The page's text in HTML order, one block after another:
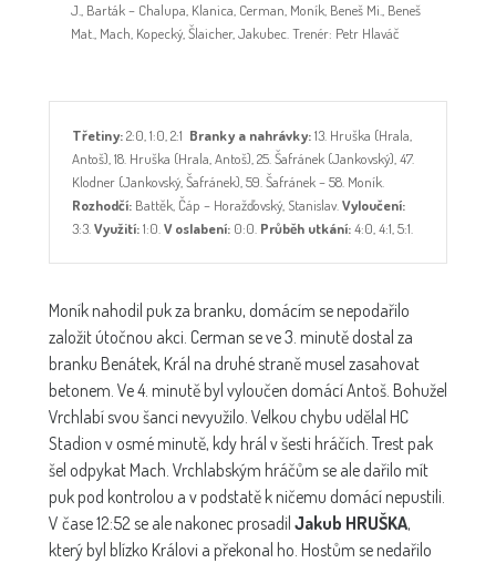
J., Barták – Chalupa, Klanica, Cerman, Moník, Beneš Mi., Beneš
Mat., Mach, Kopecký, Šlaicher, Jakubec. Trenér: Petr Hlaváč
Třetiny:2:0, 1:0, 2:1 Branky a nahrávky:13. Hruška (Hrala,
Antoš), 18. Hruška (Hrala, Antoš), 25. Šafránek (Jankovský), 47.
Klodner (Jankovský, Šafránek), 59. Šafránek – 58. Moník.
Rozhodčí: Battěk, Čáp – Horažďovský, Stanislav.Vyloučení:
3:3.Využití:1:0.V oslabení: 0:0. Průběh utkání:4:0, 4:1, 5:1.
Moník nahodil puk za branku, domácím se nepodařilo
založit útočnou akci. Cerman se ve 3. minutě dostal za
branku Benátek, Král na druhé straně musel zasahovat
betonem. Ve 4. minutě byl vyloučen domácí Antoš. Bohužel
Vrchlabí svou šanci nevyužilo. Velkou chybu udělal HC
Stadion v osmé minutě, kdy hrál v šesti hráčích. Trest pak
šel odpykat Mach. Vrchlabským hráčům se ale dařilo mít
puk pod kontrolou a v podstatě k ničemu domácí nepustili.
V čase 12:52 se ale nakonec prosadil Jakub HRUŠKA,
který byl blízko Královi a překonal ho. Hostům se nedařilo